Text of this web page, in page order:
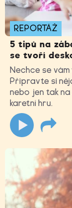
REPORTÁŽ
5 tipů na
se tvoří
Nechce se
Připravte si
nebo jen tak na
karetní hru.